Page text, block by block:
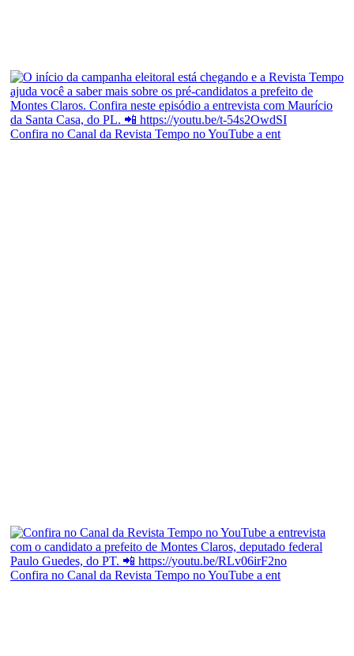
Confira no Canal da Revista Tempo no YouTube a ent
Confira no Canal da Revista Tempo no YouTube a ent